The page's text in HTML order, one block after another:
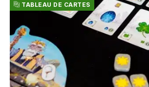
TABLEAU DE CARTES